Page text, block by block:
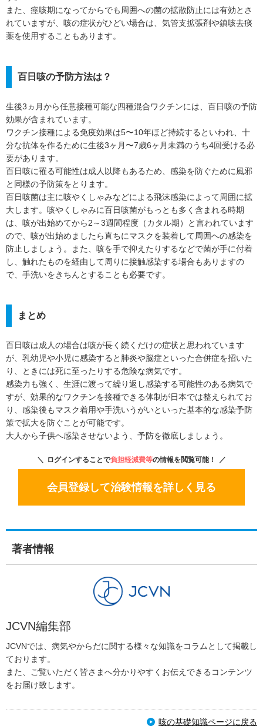
また、痙咳期になってからでも周囲への菌の拡散防止には有効とさ
れていますが、咳の症状がひどい場合は、気管支拡張剤や鎮咳去痰
薬を使用することもあります。
百日咳の予防方法は？
生後3ヵ月から任意接種可能な四種混合ワクチンには、百日咳の予防
効果が含まれています。
ワクチン接種による免疫効果は5〜10年ほど持続するといわれ、十
分な抗体を作るために生後3ヶ月〜7歳6ヶ月未満のうち4回受ける必
要があります。
百日咳に罹る可能性は成人以降もあるため、感染を防ぐために風邪
と同様の予防策をとります。
百日咳菌は主に咳やくしゃみなどによる飛沫感染によって周囲に拡
大します。咳やくしゃみに百日咳菌がもっとも多く含まれる時期
は、咳が出始めてから2～3週間程度（カタル期）と言われています
ので、咳が出始めましたら直ちにマスクを装着して周囲への感染を
防止しましょう。また、咳を手で抑えたりするなどで菌が手に付着
し、触れたものを経由して周りに接触感染する場合もありますの
で、手洗いをきちんとすることも必要です。
まとめ
百日咳は成人の場合は咳が長く続くだけの症状と思われています
が、乳幼児や小児に感染すると肺炎や脳症といった合併症を招いた
り、ときには死に至ったりする危険な病気です。
感染力も強く、生涯に渡って繰り返し感染する可能性のある病気で
すが、効果的なワクチンを接種できる体制が日本では整えられてお
り、感染後もマスク着用や手洗いうがいといった基本的な感染予防
策で拡大を防ぐことが可能です。
大人から子供へ感染させないよう、予防を徹底しましょう。
ログインすることで負担軽減費等の情報を閲覧可能！
会員登録して治験情報を詳しく見る
著者情報
JCVN編集部
JCVNでは、病気やからだに関する様々な知識をコラムとして掲載し
ております。
また、ご覧いただく皆さまへ分かりやすくお伝えできるコンテンツ
をお届け致します。
咳の基礎知識ページに戻る